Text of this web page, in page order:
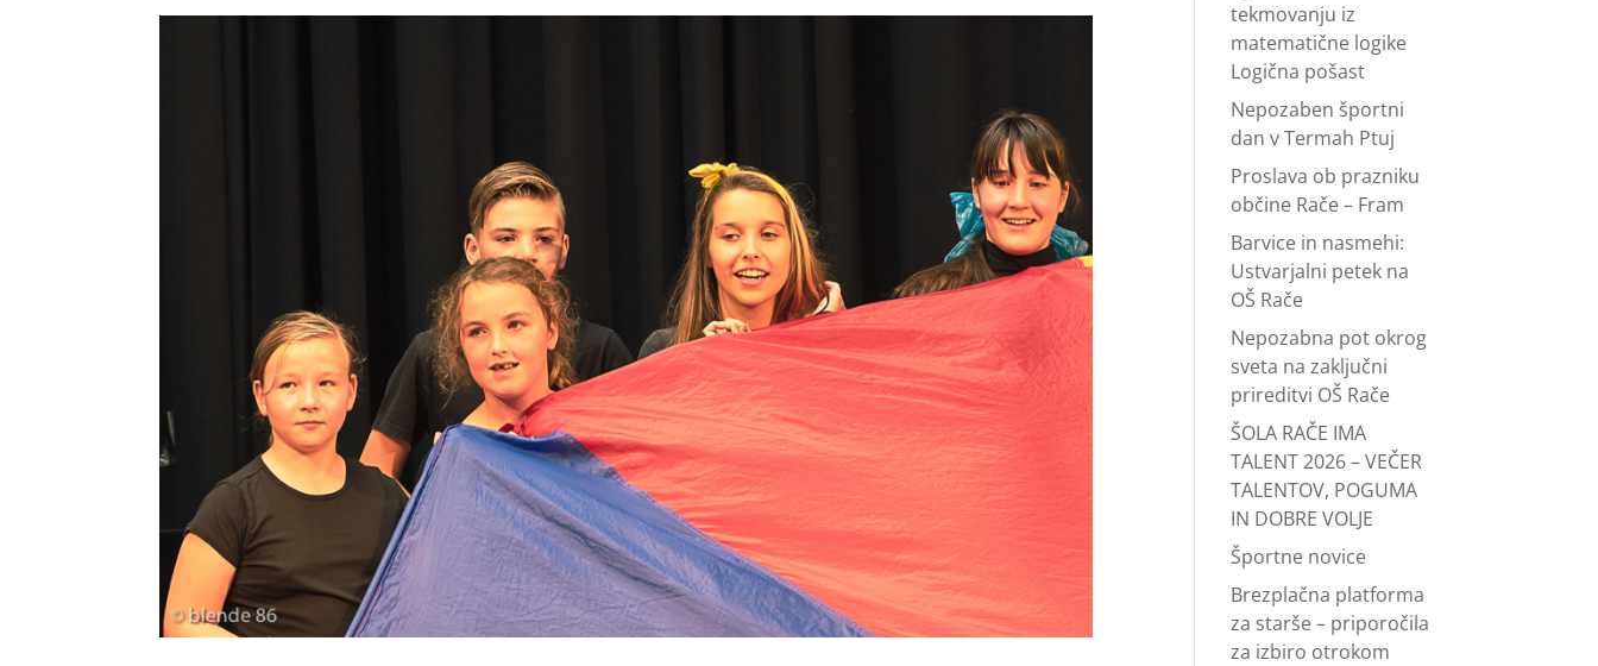
tekmovanju iz
matematične logike
Logična pošast
Nepozaben športni
dan v Termah Ptuj
Proslava ob prazniku
občine Rače – Fram
Barvice in nasmehi:
Ustvarjalni petek na
OŠ Rače
Nepozabna pot okrog
sveta na zaključni
prireditvi OŠ Rače
ŠOLA RAČE IMA
TALENT 2026 – VEČER
TALENTOV, POGUMA
IN DOBRE VOLJE
Športne novice
Brezplačna platforma
za starše – priporočila
za izbiro otrokom